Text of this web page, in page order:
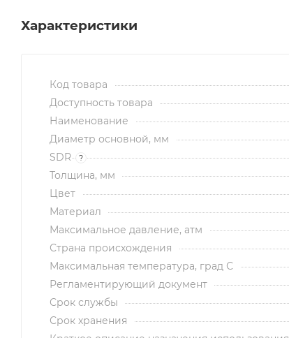
Характеристики
Код товара
Доступность товара
Наименование
Диаметр основной, мм
SDR
?
Толщина, мм
Цвет
Материал
Максимальное давление, атм
Страна происхождения
Максимальная температура, град С
Регламентирующий документ
Срок службы
Срок хранения